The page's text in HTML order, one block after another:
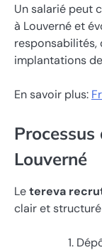
Un salarié peut
à Louverné et
responsabilités,
implantations
En savoir plus:
Louverné
Letereva
clair et